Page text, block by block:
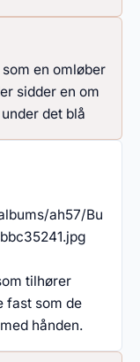
en omløber
sidder en om
det blå
ah57/Bu
tilhører
fast som de
hånden.